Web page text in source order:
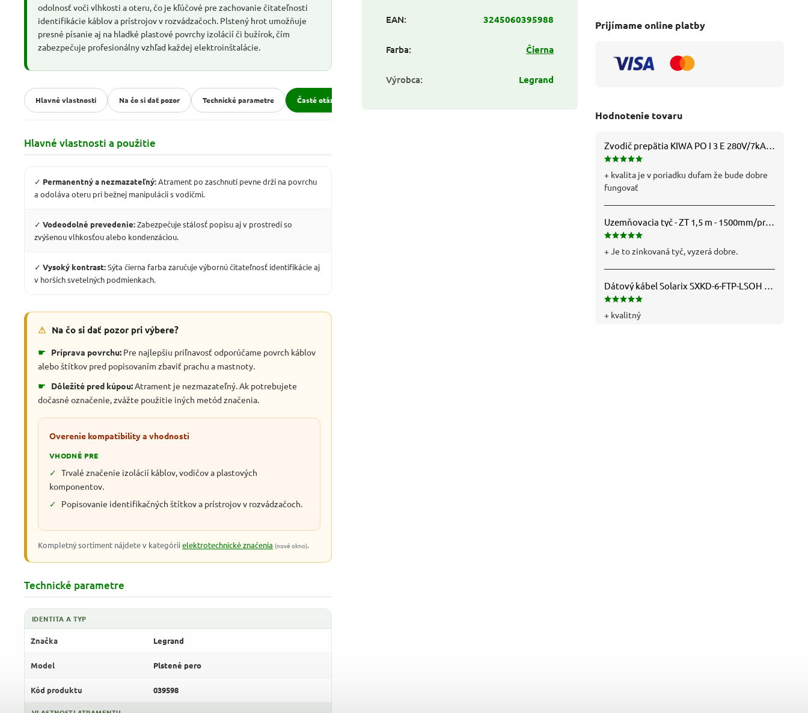
Prijímame online platby
Hodnotenie tovaru
+ kvalita je v poriadku dufam že bude dobre
fungovať
Uzemňovacia tyč - ZT 1,5 m - 1500mm/pr.25mm - Fe/Zn - f712112
+ Je to zinkovaná tyč, vyzerá dobre.
+ kvalitný
odolnosť voči vlhkosti a oteru, čo je kľúčové pre zachovanie čitateľnosti
identifikácie káblov a prístrojov v rozvádzačoch. Plstený hrot umožňuje
presné písanie aj na hladké plastové povrchy izolácií či bužírok, čím
zabezpečuje profesionálny vzhľad každej elektroinštalácie.
Hlavné vlastnosti Na čo si dať pozor Technické parametre Časté otázky
Hlavné vlastnosti a použitie
✓ Permanentný a nezmazateľný:Atrament po zaschnutí pevne drží na povrchu
a odoláva oteru pri bežnej manipulácii s vodičmi.
✓ Vodeodolné prevedenie:Zabezpečuje stálosť popisu aj v prostredí so
zvýšenou vlhkosťou alebo kondenzáciou.
✓ Vysoký kontrast:Sýta čierna farba zaručuje výbornú čitateľnosť identifikácie aj
v horších svetelných podmienkach.
⚠ Na čo si dať pozor pri výbere?
☛ Príprava povrchu: Pre najlepšiu priľnavosť odporúčame povrch káblov
alebo štítkov pred popisovaním zbaviť prachu a mastnoty.
☛
Dôležité pred kúpou:Atrament je nezmazateľný. Ak potrebujete
dočasné označenie, zvážte použitie iných metód značenia.
Overenie kompatibility a vhodnosti
VHODNÉ PRE
✓ Trvalé značenie izolácií káblov, vodičov a plastových
komponentov.
✓
Popisovanie identifikačných štítkov a prístrojov v rozvádzačoch.
Kompletný sortiment nájdete v kategóriielektrotechnické značenia (nové okno).
Technické parametre
IDENTITA A TYP
Značka Legrand
Model Plstené pero
Kód produktu 039598
EAN: 3245060395988
Farba: Čierna
Výrobca: Legrand